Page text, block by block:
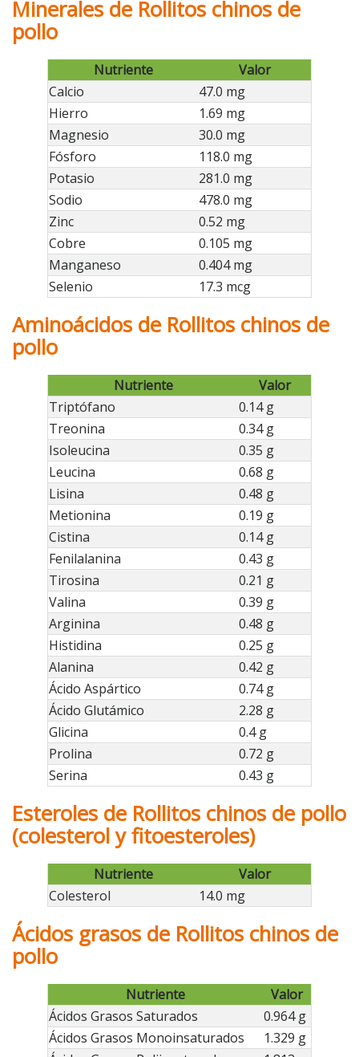
Minerales de Rollitos chinos de
pollo
Nutriente
Valor
Calcio
47.0 mg
Hierro
1.69 mg
Magnesio
30.0 mg
Fósforo
118.0 mg
Potasio
281.0 mg
Sodio
478.0 mg
Zinc
0.52 mg
Cobre
0.105 mg
Manganeso
0.404 mg
Selenio
17.3 mcg
Aminoácidos de Rollitos chinos de
pollo
Nutriente
Valor
Triptófano
0.14 g
Treonina
0.34 g
Isoleucina
0.35 g
Leucina
0.68 g
Lisina
0.48 g
Metionina
0.19 g
Cistina
0.14 g
Fenilalanina
0.43 g
Tirosina
0.21 g
Valina
0.39 g
Arginina
0.48 g
Histidina
0.25 g
Alanina
0.42 g
Ácido Aspártico
0.74 g
Ácido Glutámico
2.28 g
Glicina
0.4 g
Prolina
0.72 g
Serina
0.43 g
Esteroles de Rollitos chinos de pollo
(colesterol y fitoesteroles)
Nutriente
Valor
Colesterol
14.0 mg
Ácidos grasos de Rollitos chinos de
pollo
Nutriente
Valor
Ácidos Grasos Saturados
0.964 g
Ácidos Grasos Monoinsaturados
1.329 g